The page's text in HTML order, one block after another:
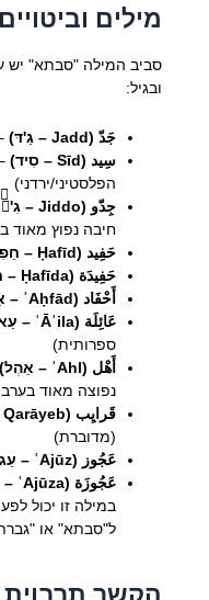
מילים
סביב המילה "סבתא" יש
ובגיל:
جَدّ (Jadd – גַ'דּ)
سِيد (Sīd – סִיד)
הפלסטיני/ירדני)
جِدّو (Jiddo – גִ'דّוֹ)
חיבה נפוץ מאוד
حَفِيد (Ḥafīd – חַפִיד)
حَفِيدَة (Ḥafīda – חַפִידַה)
أَحْفَاد (ʾAḥfād – אַחְפַאד)
عَائِلَة (ʿĀʾila – עַאאִלַה)
ספרותית)
أَهْل (ʾAhl – אַהְל)
נפוצה מאוד
قَرايِب (Qarāyeb – קַרַאיֶבּ)
(מדוברת)
عَجُوز (ʿAjūz – עַג'וּז)
عَجُوزَة (ʿAjūza – עַג'וּזַה)
במילה זו יכול
ל"סבתא" או
הקשר תרבוית